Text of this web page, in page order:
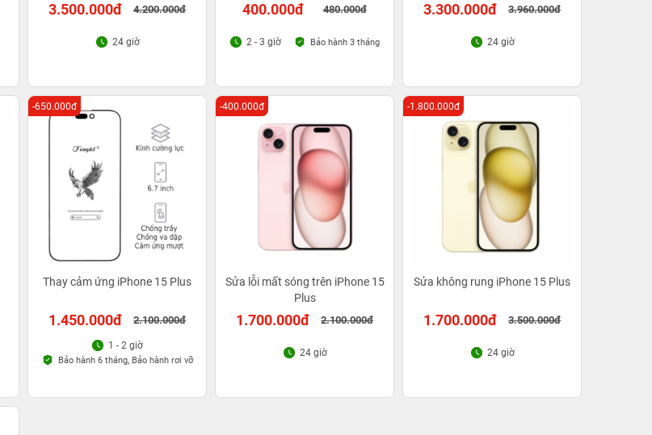
3.500.000đ 4.200.000đ
24 giờ
400.000đ 480.000đ
2 - 3 giờ Bảo hành 3 tháng
3.300.000đ 3.960.000đ
24 giờ
Thay cảm ứng iPhone 15 Plus
1.450.000đ 2.100.000đ
-650.000đ
1 - 2 giờ
Bảo hành 6 tháng, Bảo hành rơi vỡ
Sửa lỗi mất sóng trên iPhone 15
Plus
1.700.000đ 2.100.000đ
-400.000đ
24 giờ
Sửa không rung iPhone 15 Plus
1.700.000đ 3.500.000đ
-1.800.000đ
24 giờ